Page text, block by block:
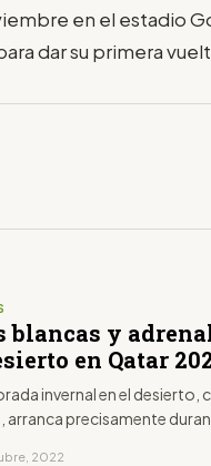
en el estadio
dar su primera
blancas y
en Qatar
invernal en el
arranca precisamente
2022